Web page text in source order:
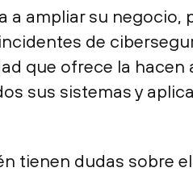
ampliar su negocio,
de
que ofrece la
sus sistemas y
tienen dudas sobre